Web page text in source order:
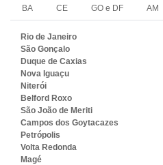
BA CE GO e DF AM
Rio de Janeiro
São Gonçalo
Duque de Caxias
Nova Iguaçu
Niterói
Belford Roxo
São João de Meriti
Campos dos Goytacazes
Petrópolis
Volta Redonda
Magé